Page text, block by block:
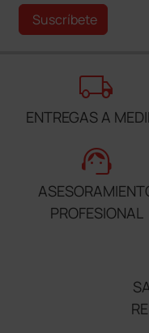
Suscríbete
local_shipping
ENTREGAS A
support_agent
PROFESIONAL